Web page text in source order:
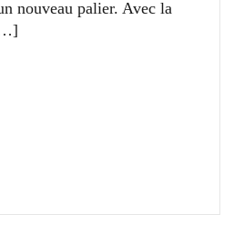
nouveau palier. Avec la